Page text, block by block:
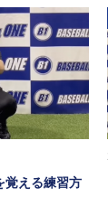
覚える練習方